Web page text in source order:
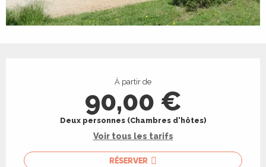
À partir de
90,00 €
Deux personnes (Chambres d'hôtes)
Voir tous les tarifs
RÉSERVER